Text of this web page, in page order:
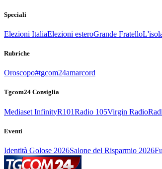
Speciali
Elezioni ItaliaElezioni esteroGrande Fratello
Rubriche
Oroscopo#tgcom24amarcord
Tgcom24 Consiglia
Mediaset InfinityR101Radio 105Virgin Radio
Eventi
Identità Golose 2026Salone del Risparmio 2026